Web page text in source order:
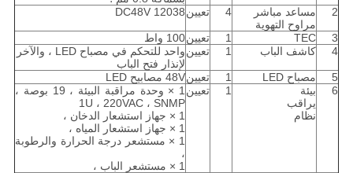
2
مساعد مباشر
مراوح التهوية
4 تعيين12038 DC48V
3
TEC
1 تعيين100 واط
4
كاشف الباب 1 تعيين
واحد للتحكم في مصباح LED ، والآخر
لإنذار فتح الباب
5
مصباح LED 1 تعيين48V مصابيح LED
6
بيئة
يراقب
نظام
1 تعيين
1 × وحدة مراقبة البيئة ، 19 بوصة ،
1U ، 220VAC ، SNMP
1 × جهاز استشعار الدخان ،
1 × جهاز استشعار المياه ،
1 × مستشعر درجة الحرارة والرطوبة
،
1 × مستشعر الباب ،